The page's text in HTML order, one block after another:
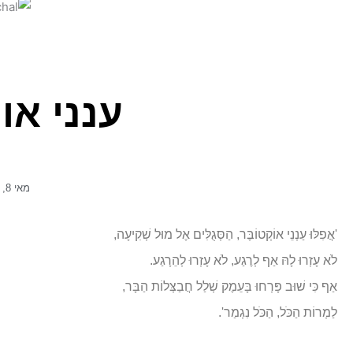
ענני
מאי 8, 2024
'אֲפִלּוּ עַנְנֵי אוֹקְטוֹבֶּר, הַסְּגֻלִּים אֶל מוּל שְׁקִיעָה,
לֹא עָזְרוּ לָהּ אַף לְרֶגַע, לֹא עָזְרוּ לְהֵרָגַע.
אַף כִּי שׁוּב פָּרְחוּ בָּעֵמֶק שְׁלַל חֲבַצְּלוֹת הַבָּר,
לַמְרוֹת הַכֹּל, הַכֹּל נִגְמַר'.